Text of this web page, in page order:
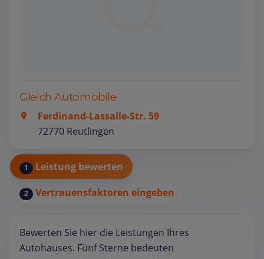
Gleich Automobile
Ferdinand-Lassalle-Str. 59
72770 Reutlingen
1 Leistung bewerten
2 Vertrauensfaktoren eingeben
Bewerten Sie hier die Leistungen Ihres
Autohauses. Fünf Sterne bedeuten